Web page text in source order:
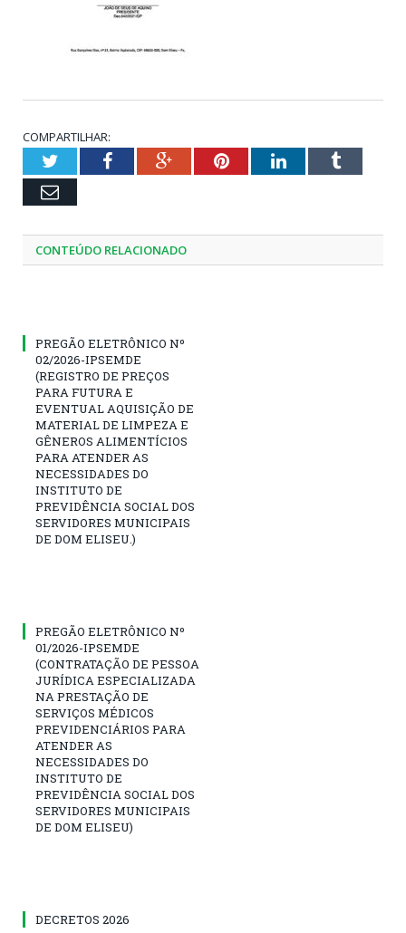
COMPARTILHAR:
TwitterFacebookGoogle+PinterestLinkedInTumblr
Email
CONTEÚDO RELACIONADO
PREGÃO ELETRÔNICO Nº
02/2026-IPSEMDE
(REGISTRO DE PREÇOS
PARA FUTURA E
EVENTUAL AQUISIÇÃO DE
MATERIAL DE LIMPEZA E
GÊNEROS ALIMENTÍCIOS
PARA ATENDER AS
NECESSIDADES DO
INSTITUTO DE
PREVIDÊNCIA SOCIAL DOS
SERVIDORES MUNICIPAIS
DE DOM ELISEU.)
PREGÃO ELETRÔNICO Nº
01/2026-IPSEMDE
(CONTRATAÇÃO DE PESSOA
JURÍDICA ESPECIALIZADA
NA PRESTAÇÃO DE
SERVIÇOS MÉDICOS
PREVIDENCIÁRIOS PARA
ATENDER AS
NECESSIDADES DO
INSTITUTO DE
PREVIDÊNCIA SOCIAL DOS
SERVIDORES MUNICIPAIS
DE DOM ELISEU)
DECRETOS 2026